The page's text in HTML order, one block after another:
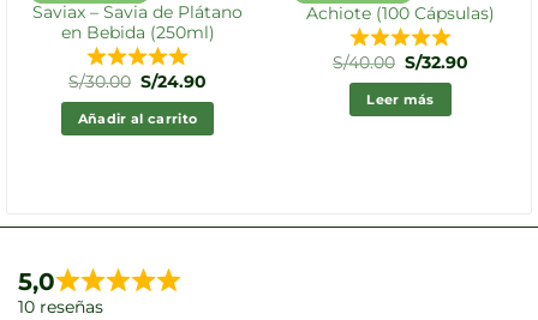
Saviax – Savia de Plátano
en Bebida (250ml)
S/30.00 El
precio
original
era:
S/24.90
Añadir al carrito
Achiote (100 Cápsulas)
S/40.00 El
precio
original
era:
S/32.90
Leer más
5,0
10 reseñas